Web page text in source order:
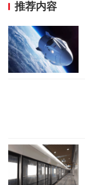
推荐内容